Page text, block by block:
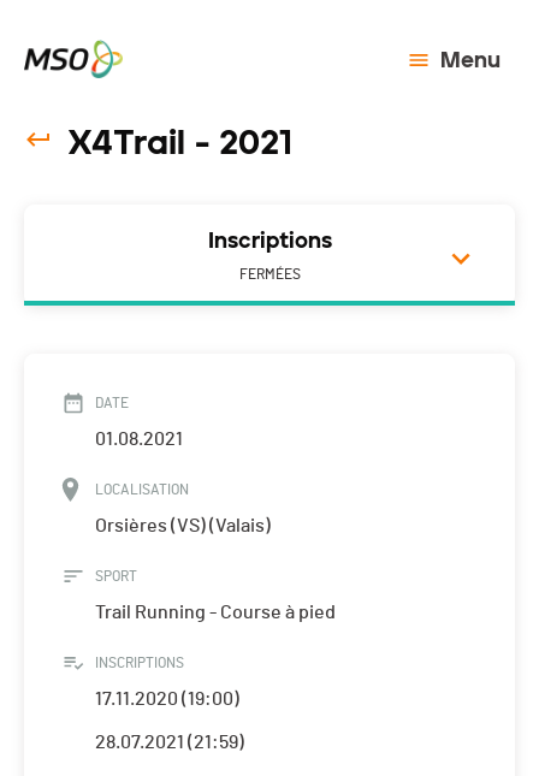
Menu
X4Trail - 2021
Inscriptions
FERMÉES
DATE
01.08.2021
LOCALISATION
Orsières (VS) (Valais)
SPORT
Trail Running - Course à pied
INSCRIPTIONS
17.11.2020 (19:00)
28.07.2021 (21:59)